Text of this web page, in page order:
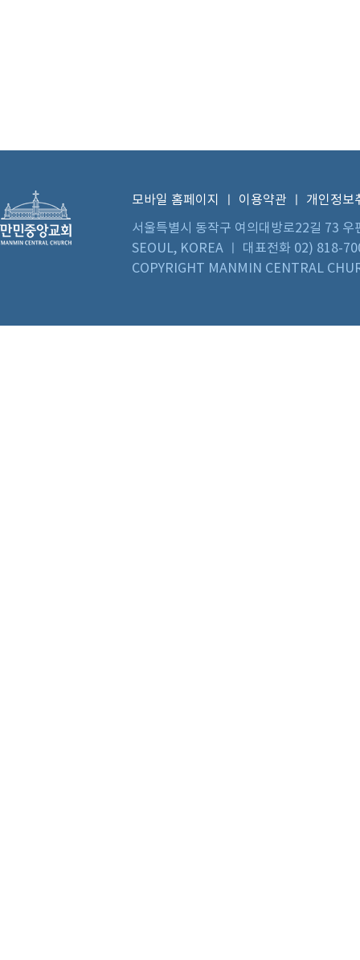
모바일 홈페이지 이용약관
개인정보
서울특별시 동작구 여의대방로22길 73
SEOUL, KOREA ㅣ 대표전화 02) 818-
COPYRIGHT MANMIN CENTRAL